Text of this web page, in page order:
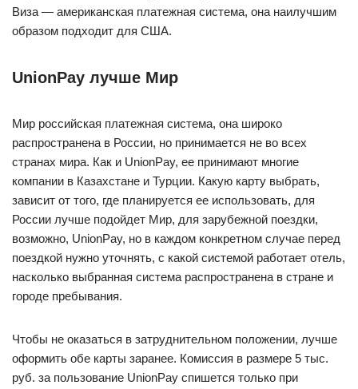
Виза — американская платежная система, она наилучшим
образом подходит для США.
UnionPay лучше Мир
Мир российская платежная система, она широко
распространена в России, но принимается не во всех
странах мира. Как и UnionPay, ее принимают многие
компании в Казахстане и Турции. Какую карту выбрать,
зависит от того, где планируется ее использовать, для
России лучше подойдет Мир, для зарубежной поездки,
возможно, UnionPay, но в каждом конкретном случае перед
поездкой нужно уточнять, с какой системой работает отель,
насколько выбранная система распространена в стране и
городе пребывания.
Чтобы не оказаться в затруднительном положении, лучше
оформить обе карты заранее. Комиссия в размере 5 тыс.
руб. за пользование UnionPay спишется только при